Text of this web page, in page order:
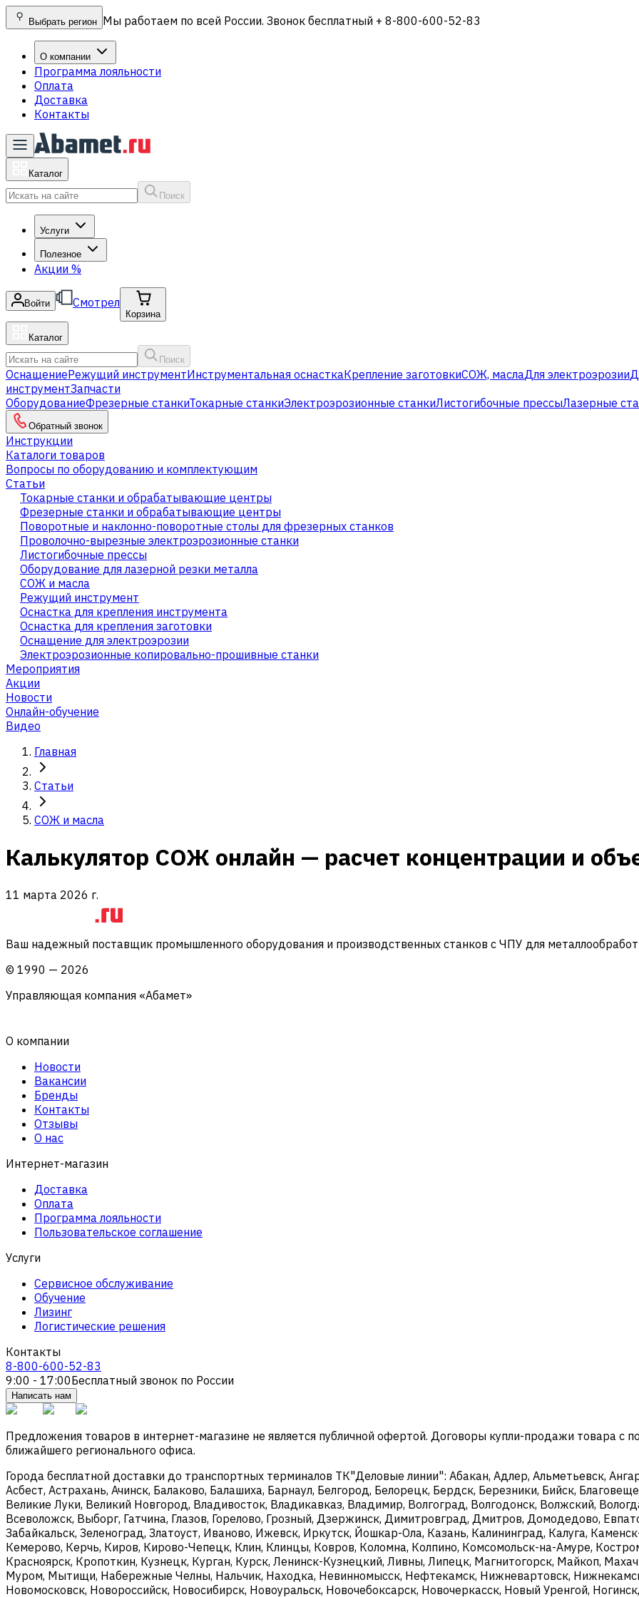
Выбрать регион Мы работаем по всей России. Звонок бесплатный + 8-800-600-52-83
О компании
Программа лояльности
Оплата
Доставка
Контакты
Каталог
Поиск
Услуги
Полезное
Акции %
Войти Смотрел
Корзина
Каталог
Поиск
ОснащениеРежущий инструментИнструментальная оснасткаКрепление заготовкиСОЖ, маслаДля электроэрозии
инструментЗапчасти
ОборудованиеФрезерные станкиТокарные станкиЭлектроэрозионные станкиЛистогибочные прессыЛазерные
Обратный звонок
Инструкции
Каталоги товаров
Вопросы по оборудованию и комплектующим
Статьи
Токарные станки и обрабатывающие центры
Фрезерные станки и обрабатывающие центры
Поворотные и наклонно-поворотные столы для фрезерных станков
Проволочно-вырезные электроэрозионные станки
Листогибочные прессы
Оборудование для лазерной резки металла
СОЖ и масла
Режущий инструмент
Оснастка для крепления инструмента
Оснастка для крепления заготовки
Оснащение для электроэрозии
Электроэрозионные копировально-прошивные станки
Мероприятия
Акции
Новости
Онлайн-обучение
Видео
Главная
Статьи
СОЖ и масла
Калькулятор СОЖ онлайн — расчет концентрации и
11 марта 2026 г.
Ваш надежный поставщик промышленного оборудования и производственных станков с ЧПУ для
© 1990 — 2026
Управляющая компания «Абамет»
О компании
Новости
Вакансии
Бренды
Контакты
Отзывы
О нас
Интернет-магазин
Доставка
Оплата
Программа лояльности
Пользовательское соглашение
Услуги
Сервисное обслуживание
Обучение
Лизинг
Логистические решения
Контакты
8-800-600-52-83
9:00 - 17:00Бесплатный звонок по России
Написать нам
Предложения товаров в интернет-магазине не является публичной офертой. Договоры купли-продажи товара с
ближайшего регионального офиса.
Города бесплатной доставки до транспортных терминалов ТК"Деловые линии": Абакан, Адлер, Альметьевск,
Асбест, Астрахань, Ачинск, Балаково, Балашиха, Барнаул, Белгород, Белорецк, Бердск, Березники, Бийск,
Великие Луки, Великий Новгород, Владивосток, Владикавказ, Владимир, Волгоград, Волгодонск, Волжский,
Всеволожск, Выборг, Гатчина, Глазов, Горелово, Грозный, Дзержинск, Димитровград, Дмитров, Домодедово,
Забайкальск, Зеленоград, Златоуст, Иваново, Ижевск, Иркутск, Йошкар-Ола, Казань, Калининград, Калуга,
Кемерово, Керчь, Киров, Кирово-Чепецк, Клин, Клинцы, Ковров, Коломна, Колпино, Комсомольск-на-Амуре,
Красноярск, Кропоткин, Кузнецк, Курган, Курск, Ленинск-Кузнецкий, Ливны, Липецк, Магнитогорск, Майкоп,
Муром, Мытищи, Набережные Челны, Нальчик, Находка, Невинномысск, Нефтекамск, Нижневартовск,
Новомосковск, Новороссийск, Новосибирск, Новоуральск, Новочебоксарск, Новочеркасск, Новый Уренгой,